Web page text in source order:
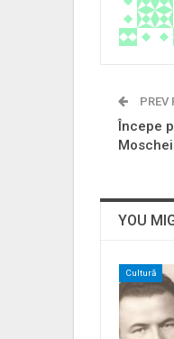
PREV
Începe
YOU
Cultură